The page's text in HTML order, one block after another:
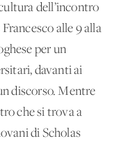
dell’incontro
alle 9 alla
per un
davanti ai
discorso. Mentre
che si trova a
di Scholas